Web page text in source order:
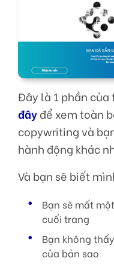
Đây là 1 phần
đâyđể xem toàn
copywriting và
hành động khác
Và bạn sẽ biết
Bạn sẽ mất
cuối trang
Bạn không
của bản sao